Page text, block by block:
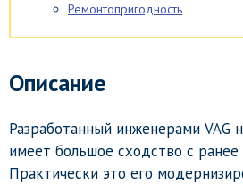
Ремонтопригодность
Описание
Разработанный инженерами VAG
имеет большое сходство с ранее
Практически это его